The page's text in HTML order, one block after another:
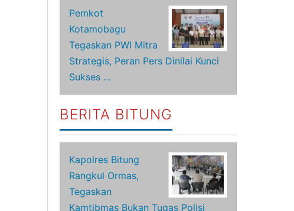
Pemkot
Kotamobagu
Tegaskan PWI Mitra
Strategis, Peran Pers Dinilai Kunci
Sukses …
BERITA BITUNG
Kapolres Bitung
Rangkul Ormas,
Tegaskan
Kamtibmas Bukan Tugas Polisi